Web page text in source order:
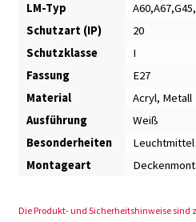
LM-Typ
Schutzart (IP)
20
Schutzklasse
I
Fassung
E27
Material
Acryl, Metall
Ausführung
Weiß
Besonderheiten
Montageart
Die Produkt- und Sicherheitshinweise sind